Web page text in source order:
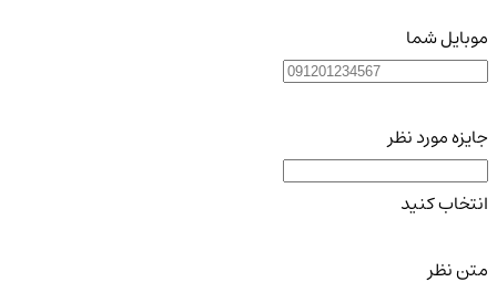
موبایل شما
جایزه مورد نظر
انتخاب کنید
متن نظر